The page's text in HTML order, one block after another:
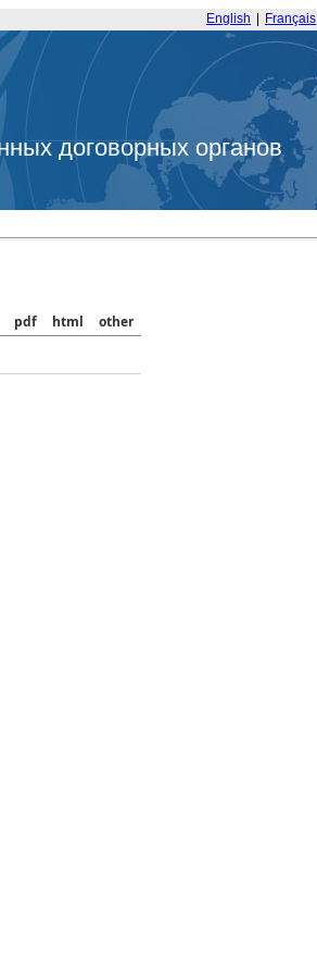
English Français
договорных органов
pdf html
other